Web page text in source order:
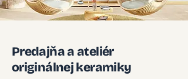
Predajňa a ateliér
originálnej keramiky